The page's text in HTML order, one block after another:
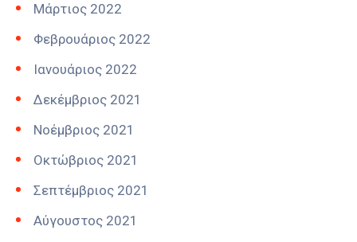
Μάρτιος 2022
Φεβρουάριος 2022
Ιανουάριος 2022
Δεκέμβριος 2021
Νοέμβριος 2021
Οκτώβριος 2021
Σεπτέμβριος 2021
Αύγουστος 2021